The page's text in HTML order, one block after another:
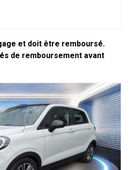
et doit être remboursé.
de remboursement avant